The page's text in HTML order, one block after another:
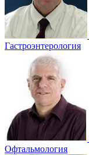
Гастроэнтерология
Офтальмология